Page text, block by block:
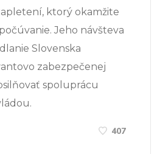
ktorý okamžite
Jeho návšteva
Slovenska
zabezpečenej
spoluprácu
407